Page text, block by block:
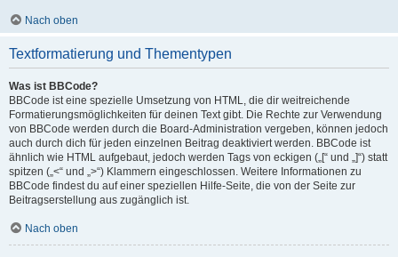
Nach oben
Textformatierung und Thementypen
Was ist BBCode?
BBCode ist eine spezielle Umsetzung von HTML, die dir weitreichende
Formatierungsmöglichkeiten für deinen Text gibt. Die Rechte zur Verwendung
von BBCode werden durch die Board-Administration vergeben, können jedoch
auch durch dich für jeden einzelnen Beitrag deaktiviert werden. BBCode ist
ähnlich wie HTML aufgebaut, jedoch werden Tags von eckigen („[“ und „]“) statt
spitzen („<“ und „>“) Klammern eingeschlossen. Weitere Informationen zu
BBCode findest du auf einer speziellen Hilfe-Seite, die von der Seite zur
Beitragserstellung aus zugänglich ist.
Nach oben